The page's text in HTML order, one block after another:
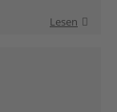
Lesen